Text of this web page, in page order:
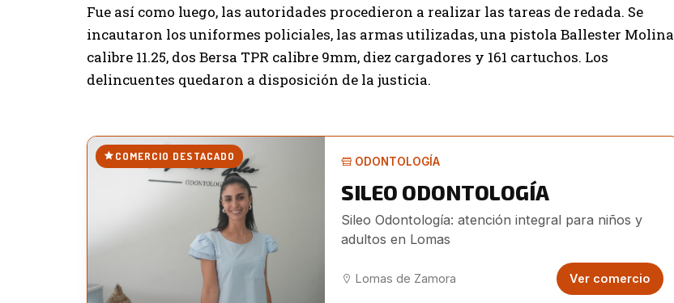
Fue así como luego, las autoridades procedieron a realizar las tareas de redada. Se
incautaron los uniformes policiales, las armas utilizadas, una pistola Ballester Molina
calibre 11.25, dos Bersa TPR calibre 9mm, diez cargadores y 161 cartuchos. Los
delincuentes quedaron a disposición de la justicia.
COMERCIO DESTACADO ODONTOLOGÍA
SILEO ODONTOLOGÍA
Sileo Odontología: atención integral para niños y
adultos en Lomas
Lomas de Zamora Ver comercio